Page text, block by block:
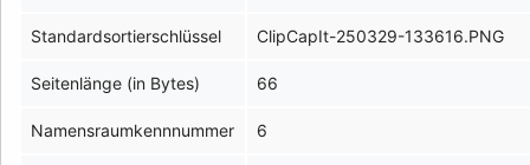
Standardsortierschlüssel ClipCapIt-250329-133616.PNG
Seitenlänge (in Bytes) 66
Namensraumkennnummer 6